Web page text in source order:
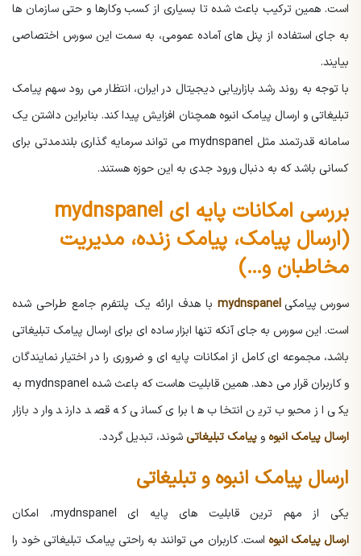
است. همین ترکیب باعث شده تا بسیاری از کسب وکارها و حتی سازمان ها
به جای استفاده از پنل های آماده عمومی، به سمت این سورس اختصاصی
بیایند.
با توجه به روند رشد بازاریابی دیجیتال در ایران، انتظار می رود سهم پیامک
تبلیغاتی و ارسال پیامک انبوه همچنان افزایش پیدا کند. بنابراین داشتن یک
سامانه قدرتمند مثل mydnspanel می تواند سرمایه گذاری بلندمدتی برای
کسانی باشد که به دنبال ورود جدی به این حوزه هستند.
بررسی امکانات پایه ای mydnspanel
(ارسال پیامک، پیامک زنده، مدیریت
مخاطبان و…)
سورس پیامکی mydnspanel با هدف ارائه یک پلتفرم جامع طراحی شده
است. این سورس به جای آنکه تنها ابزار ساده ای برای ارسال پیامک تبلیغاتی
باشد، مجموعه ای کامل از امکانات پایه ای و ضروری را در اختیار نمایندگان
و کاربران قرار می دهد. همین قابلیت هاست که باعث شده mydnspanelبه
یکی از محبوب ترین انتخاب ها برای کسانی که قصد دارند وارد بازار
ارسال پیامک انبوهو پیامک تبلیغاتیشوند، تبدیل گردد.
ارسال پیامک انبوه و تبلیغاتی
یکی از مهم ترین قابلیت های پایه ای mydnspanel، امکان
ارسال پیامک انبوه است. کاربران می توانند به راحتی پیامک تبلیغاتی خود را